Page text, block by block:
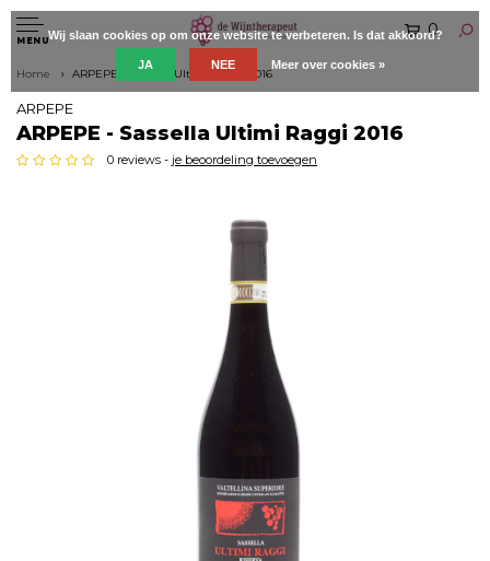
MENU
0
Home ARPEPE - Sassella Ultimi Raggi 2016
ARPEPE
ARPEPE - Sassella Ultimi Raggi 2016
0 reviews - je beoordeling toevoegen
Wij slaan cookies op om onze website te verbeteren. Is dat akkoord?
JA NEE Meer over cookies »